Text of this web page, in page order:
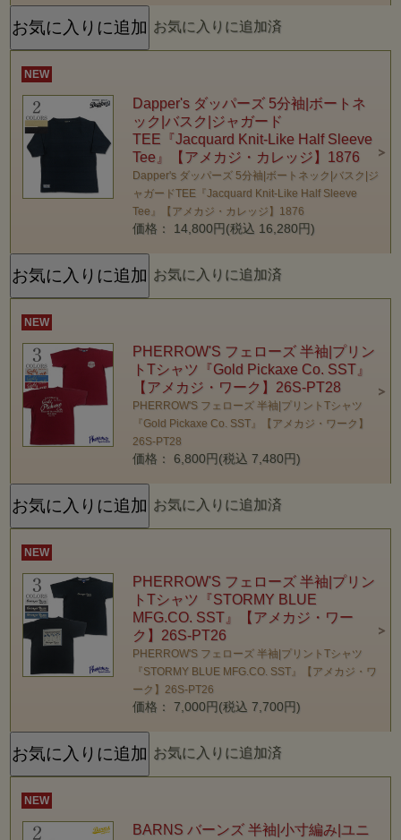
お気に入りに追加済
NEW
Dapper's ダッパーズ 5分袖|ボートネ
ック|バスク|ジャガード
TEE『Jacquard Knit-Like Half Sleeve
Tee』【アメカジ・カレッジ】1876
Dapper's ダッパーズ 5分袖|ボートネック|バスク|ジ
ャガードTEE『Jacquard Knit-Like Half Sleeve
Tee』【アメカジ・カレッジ】1876
価格： 14,800円(税込 16,280円)
お気に入りに追加済
NEW
PHERROW'S フェローズ 半袖|プリン
トTシャツ『Gold Pickaxe Co. SST』
【アメカジ・ワーク】26S-PT28
PHERROW'S フェローズ 半袖|プリントTシャツ
『Gold Pickaxe Co. SST』【アメカジ・ワーク】
26S-PT28
価格： 6,800円(税込 7,480円)
お気に入りに追加済
NEW
PHERROW'S フェローズ 半袖|プリン
トTシャツ『STORMY BLUE
MFG.CO. SST』【アメカジ・ワー
ク】26S-PT26
PHERROW'S フェローズ 半袖|プリントTシャツ
『STORMY BLUE MFG.CO. SST』【アメカジ・ワ
ーク】26S-PT26
価格： 7,000円(税込 7,700円)
お気に入りに追加済
NEW
BARNS バーンズ 半袖|小寸編み|ユニ